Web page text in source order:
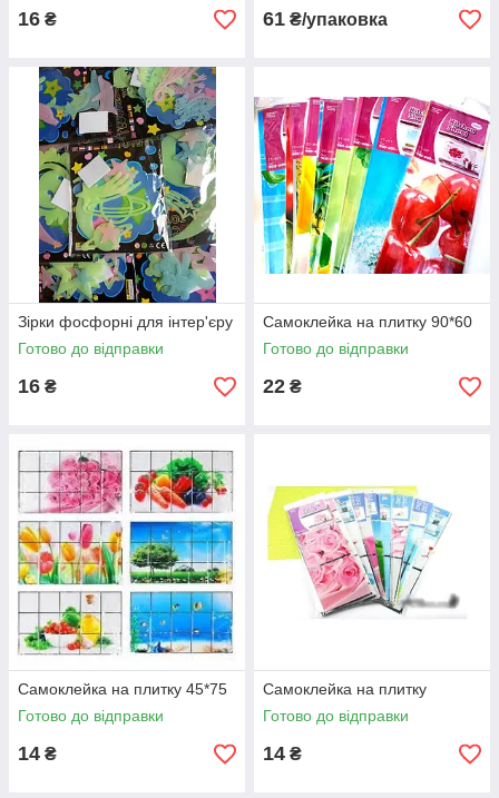
16 ₴ 61 ₴/упаковка
Зірки фосфорні для інтер'єру
Готово до відправки
16 ₴
Самоклейка на плитку 90*60
Готово до відправки
22 ₴
Самоклейка на плитку 45*75
Готово до відправки
14 ₴
Самоклейка на плитку
Готово до відправки
14 ₴